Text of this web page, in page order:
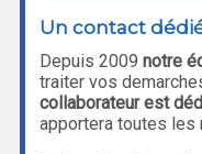
Un contact
Depuis 2009 notre
traiter vos
collaborateur est
apportera toutes les